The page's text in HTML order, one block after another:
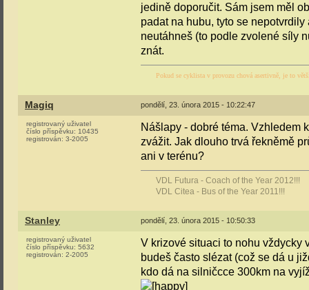
jedině doporučit. Sám jsem měl
padat na hubu, tyto se
neutáhneš (to podle zvolené síly
znát.
Pokud se cyklista v provozu chová asertivně, je to
Magiq pondělí, 23. února 2015 - 10:22:47
registrovaný uživatel
číslo příspěvku: 10435
registrován: 3-2005
Nášlapy - dobré téma. Vzhledem
zvážit. Jak dlouho trvá řekněmě
ani v terénu?
VDL Futura - Coach of the Year 2012!!!
VDL Citea - Bus of the Year 2011!!!
Stanley pondělí, 23. února 2015 - 10:50:33
registrovaný uživatel
číslo příspěvku: 5632
registrován: 2-2005
V krizové situaci to nohu vždycky
budeš často slézat (což se dá u
kdo dá na silničcce 300km na